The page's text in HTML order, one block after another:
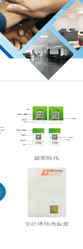
藏图防伪
定位烫防伪标签